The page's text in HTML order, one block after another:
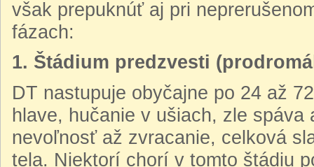
však prepuknúť aj pri
fázach:
1. Štádium predzvesti
DT nastupuje obyčajne po 24 až
hlave, hučanie v ušiach, zle
nevoľnosť až zvracanie, celková
tela. Niektorí chorí v tomto štádiu